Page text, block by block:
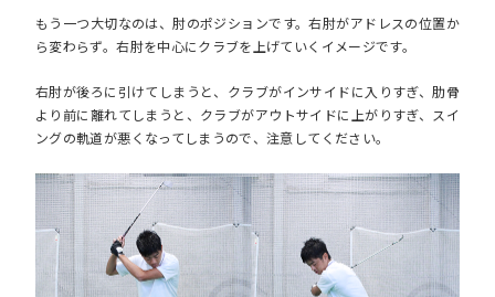
もう一つ大切なのは、肘のポジションです。右肘がアドレスの位置か
ら変わらず。右肘を中心にクラブを上げていくイメージです。
右肘が後ろに引けてしまうと、クラブがインサイドに入りすぎ、肋骨
より前に離れてしまうと、クラブがアウトサイドに上がりすぎ、スイ
ングの軌道が悪くなってしまうので、注意してください。